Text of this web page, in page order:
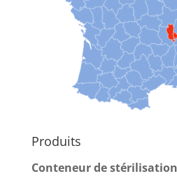
Produits
Conteneur de stérilisation